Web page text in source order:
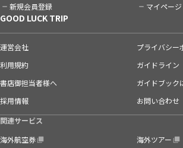
新規会員登録 マイページ
GOOD LUCK TRIP
運営会社
プライバシー
利用規約
ガイドライン
書店御担当者様へ
ガイドブック
採用情報
お問い合わせ
関連サービス
海外航空券
海外ツアー